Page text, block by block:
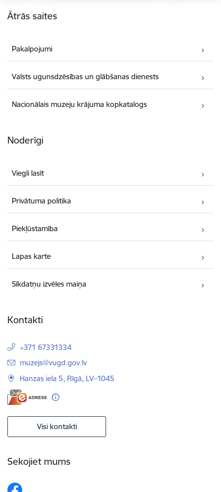
Ātrās saites
Pakalpojumi
Valsts ugunsdzēsības un glābšanas dienests
Nacionālais muzeju krājuma kopkatalogs
Noderīgi
Viegli lasīt
Privātuma politika
Piekļūstamība
Lapas karte
Sīkdatņu izvēles maiņa
Kontakti
+371 67331334
E-pasts:
muzejs@vugd.gov.lv
Hanzas iela 5, Rīgā, LV–1045
Visi kontakti
Sekojiet mums